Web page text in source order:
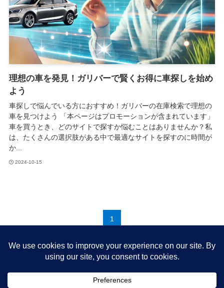
理想の車を発見！ガリバーで賢くお得に車探しを始め
よう
車探しで悩んでいる方におすすめ！ガリバーの在庫検索で理想の
車を見つけよう 「本ページはプロモーションが含まれています」
車を買うとき、どのサイトで探すか悩むことはありませんか？私
は、たくさんの選択肢がある中で最適なサイトを探すのに時間が
か...
2024-10-15
1